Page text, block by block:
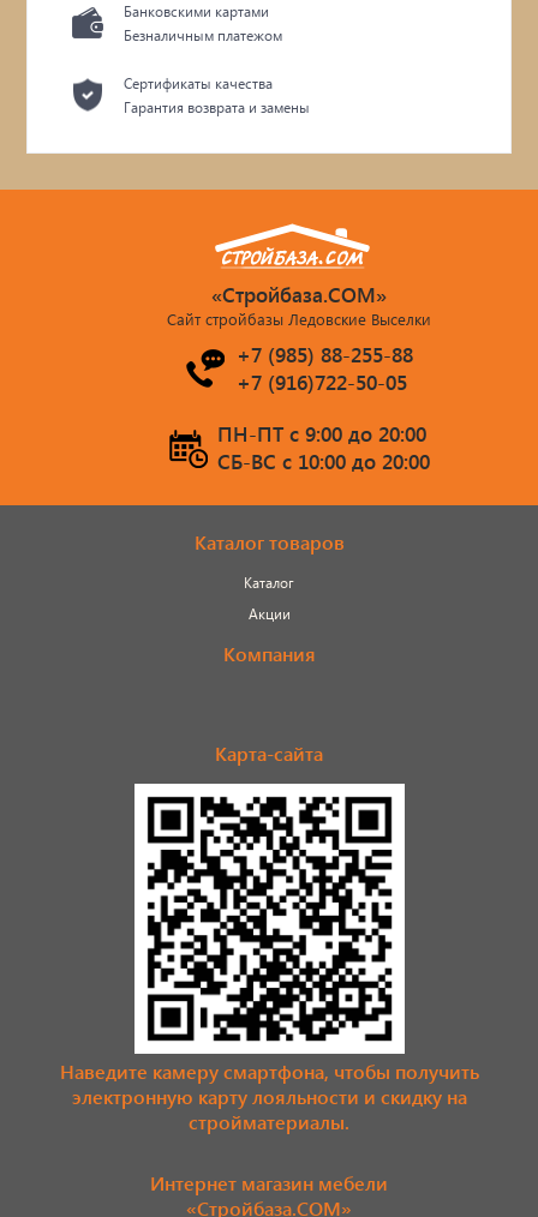
Банковскими картами
Безналичным платежом
Сертификаты качества
Гарантия возврата и замены
«Стройбаза.COM»
Сайт стройбазы Ледовские Выселки
+7 (985) 88-255-88
+7 (916)722-50-05
ПН-ПТ c 9:00 до 20:00
СБ-ВС c 10:00 до 20:00
Каталог товаров
Каталог
Акции
Компания
Карта-сайта
Наведите камеру смартфона, чтобы получить
электронную карту лояльности и скидку на
стройматериалы.
Интернет магазин мебели
«Стройбаза.COM»